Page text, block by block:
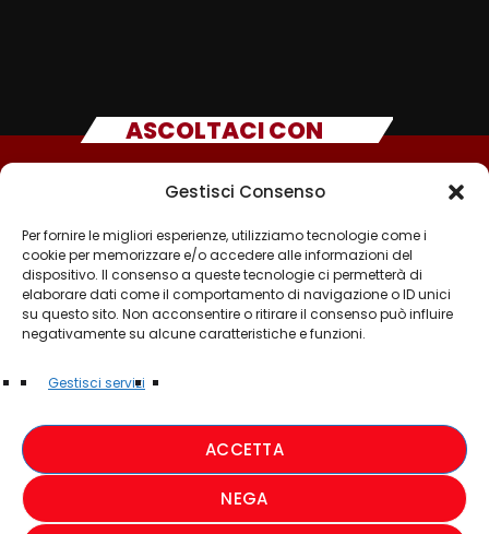
Gestisci Consenso
Per fornire le migliori esperienze, utilizziamo tecnologie come i
cookie per memorizzare e/o accedere alle informazioni del
dispositivo. Il consenso a queste tecnologie ci permetterà di
elaborare dati come il comportamento di navigazione o ID unici
su questo sito. Non acconsentire o ritirare il consenso può influire
negativamente su alcune caratteristiche e funzioni.
Gestisci servizi
ACCETTA
NEGA
ASCOLTACI CON
PRIVACY POLICY
COOKIE POLICY